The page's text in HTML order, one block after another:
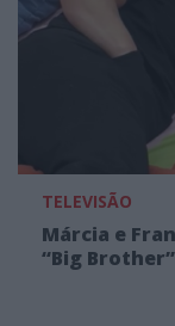
TELEVISÃO
Márcia e
“Big